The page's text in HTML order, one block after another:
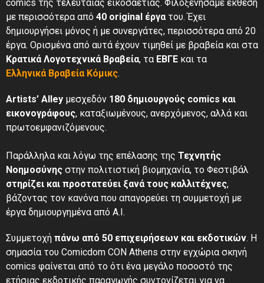
comics της τελευταίας εικοσαετίας. Φιλοξενήσαμε έκθεση
με περισσότερα από 40 original έργατου. Έχει
δημιουργήσει μόνος ή με συνεργάτες, περισσότερα από 20
έργα. Ορισμένα από αυτά έχουν τιμηθεί με βραβεία και στα
Κρατικά Λογοτεχνικά Βραβεία, τα ΕΒΓΕ και τα
Ελληνικά Βραβεία Κόμικς.
Artists’ Alley μεσχεδόν 180 δημιουργούς comics και
εικονογράφους, καταξιωμένους, ανερχόμενος, αλλά και
πρωτοεμφανιζόμενους.
Παράλληλα και λόγω της επέλασης της Τεχνητής
Νοημοσύνης στην πολιτιστική βιομηχανία, το Φεστιβάλ
στηρίζει και προστατεύει ξανά τους καλλιτέχνες,
βάζοντας τον κανόνα που απαγορεύει τη συμμετοχή με
έργα δημιουργημένα από A.I.
Συμμετοχή πάνω από 50 επιχειρήσεων και εκδοτικών. Η
σημασία του Comicdom CON Athens στην εγχώρια σκηνή
comics φαίνεται από το ότι ένα μεγάλο ποσοστό της
ετήσιας εκδοτικής παραγωγής συντονίζεται για να